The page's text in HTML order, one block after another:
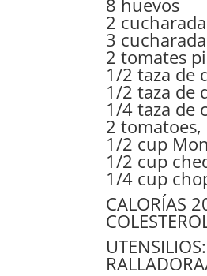
2
3
2 tomates
1/2 taza de
1/2 taza de
1/4 taza de
2 tomatoes,
1/2 cup
1/2 cup
1/4 cup
CALORÍAS